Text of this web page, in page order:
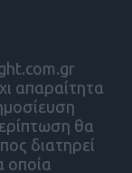
απαραίτητα
θα
διατηρεί
οποία